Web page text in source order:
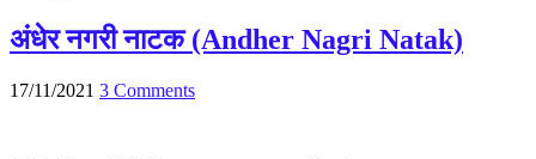
अंधेर नगरी नाटक (Andher Nagri Natak)
17/11/2021 3 Comments